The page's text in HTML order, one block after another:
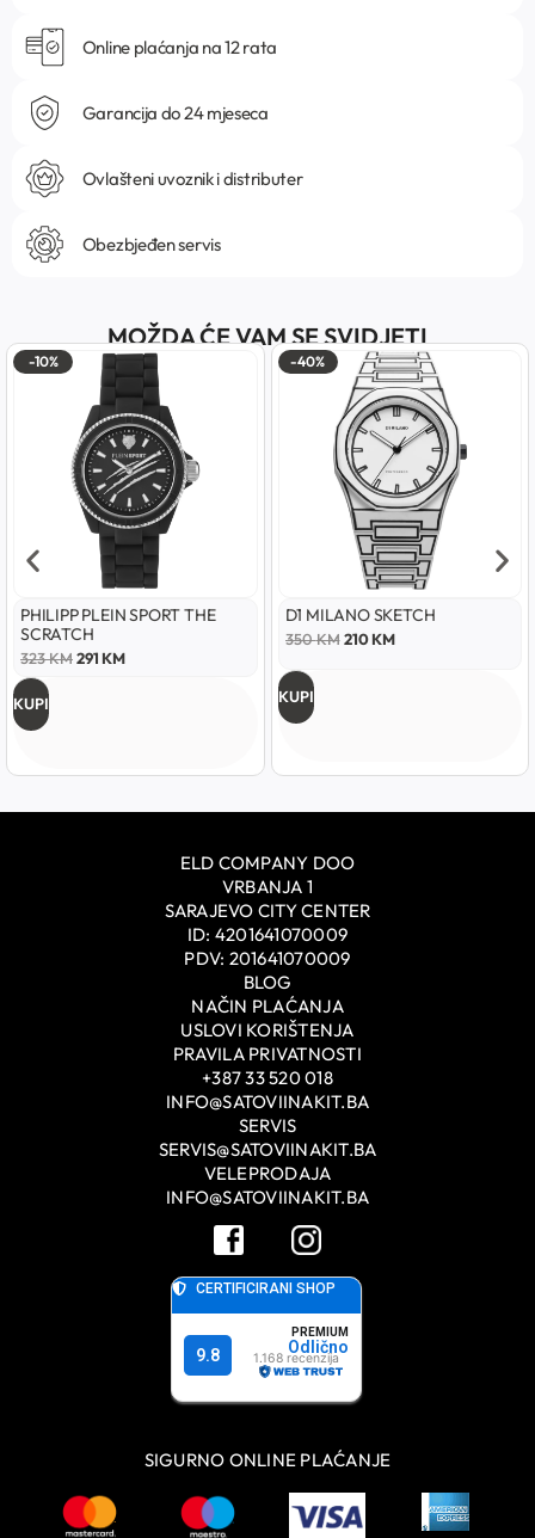
Online plaćanja na 12 rata
Garancija do 24 mjeseca
Ovlašteni uvoznik i distributer
Obezbjeđen servis
MOŽDA ĆE VAM SE SVIDJETI
-10%
PHILIPP PLEIN SPORT THE
SCRATCH
323KM291KM
KUPI
-40%
D1 MILANO SKETCH
350KM 210KM
KUPI
ELD COMPANY DOO
VRBANJA 1
SARAJEVO CITY CENTER
ID: 4201641070009
PDV: 201641070009
BLOG
NAČIN PLAĆANJA
USLOVI KORIŠTENJA
PRAVILA PRIVATNOSTI
+387 33 520 018
INFO@SATOVIINAKIT.BA
SERVIS
SERVIS@SATOVIINAKIT.BA
VELEPRODAJA
INFO@SATOVIINAKIT.BA
SIGURNO ONLINE PLAĆANJE